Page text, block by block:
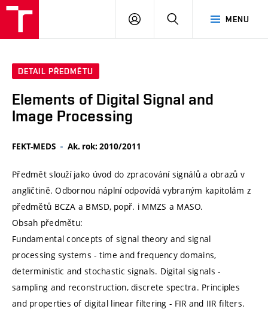
MENU
PŘIHLÁSIT
DETAIL PŘEDMĚTU
Elements of Digital Signal and
Image Processing
FEKT-MEDS Ak. rok: 2010/2011
Předmět slouží jako úvod do zpracování signálů a obrazů v
angličtině. Odbornou náplní odpovídá vybraným kapitolám z
předmětů BCZA a BMSD, popř. i MMZS a MASO.
Obsah předmětu:
Fundamental concepts of signal theory and signal
processing systems - time and frequency domains,
deterministic and stochastic signals. Digital signals -
sampling and reconstruction, discrete spectra. Principles
and properties of digital linear filtering - FIR and IIR filters.